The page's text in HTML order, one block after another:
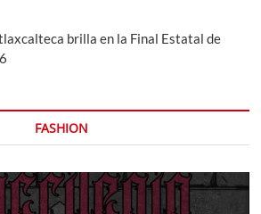
brilla en la Final Estatal de
FASHION